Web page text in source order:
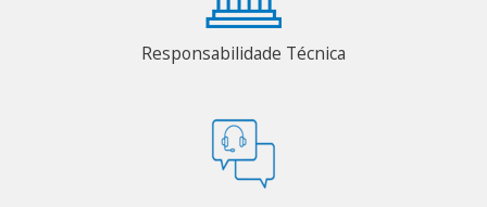
Responsabilidade Técnica